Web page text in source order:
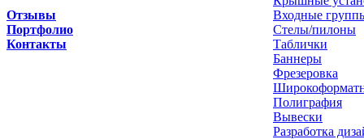
Отзывы
Портфолио
Контакты
Входные
Стелы/пилоны
Таблички
Баннеры
Фрезеровка
Полиграфия
Вывески
Разработка